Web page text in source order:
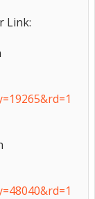
Link: